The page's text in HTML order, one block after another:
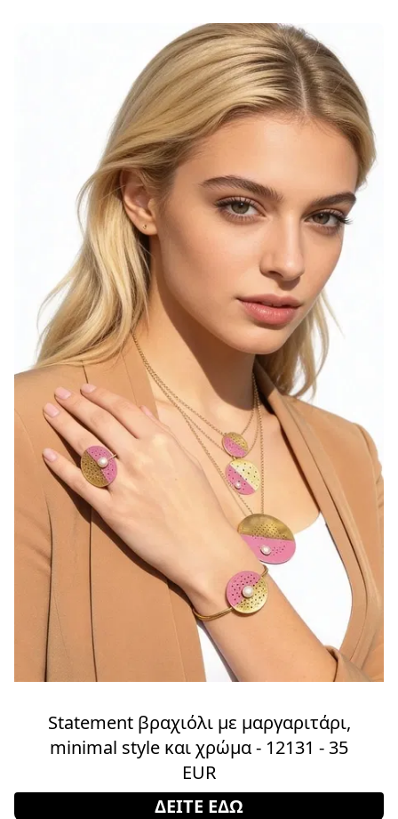
Statement βραχιόλι με μαργαριτάρι,
minimal style και χρώμα - 12131 - 35
EUR
ΔΕΙΤΕ ΕΔΩ